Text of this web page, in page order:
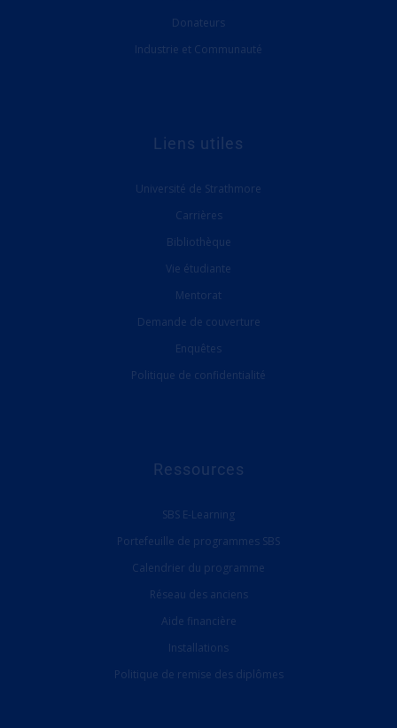
Donateurs
Industrie et Communauté
Liens utiles
Université de Strathmore
Carrières
Bibliothèque
Vie étudiante
Mentorat
Demande de couverture
Enquêtes
Politique de confidentialité
Ressources
SBS E-Learning
Portefeuille de programmes SBS
Calendrier du programme
Réseau des anciens
Aide financière
Installations
Politique de remise des diplômes